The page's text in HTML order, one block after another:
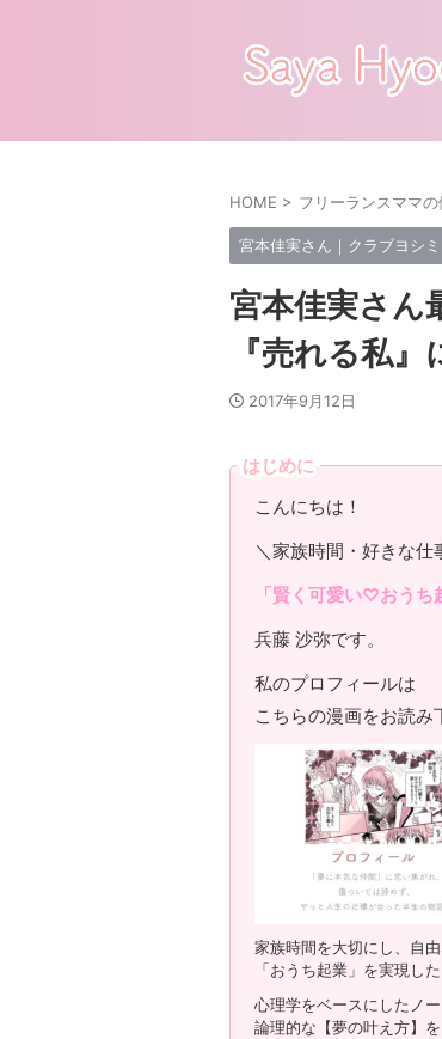
HOME > フリーランスママ
宮本佳実さん｜クラブヨシミ
宮本佳実さん
『売れる私
2017年9月12日
はじめに
こんにちは！
＼家族時間・好きな
「賢く可愛い♡おうち
兵藤 沙弥です。
私のプロフィールは
こちらの漫画をお読
家族時間を大切にし、自
「おうち起業」を実現し
心理学をベースにしたノー
論理的な【夢の叶え方】を